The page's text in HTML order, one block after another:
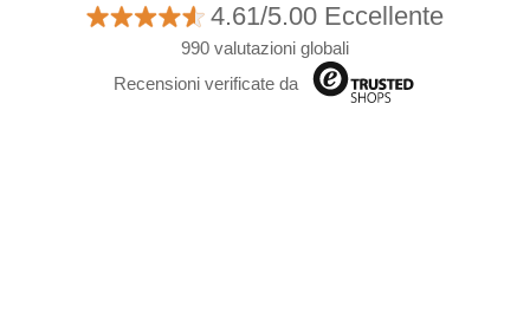
4.61/5.00 Eccellente
990 valutazioni globali
Recensioni verificate da